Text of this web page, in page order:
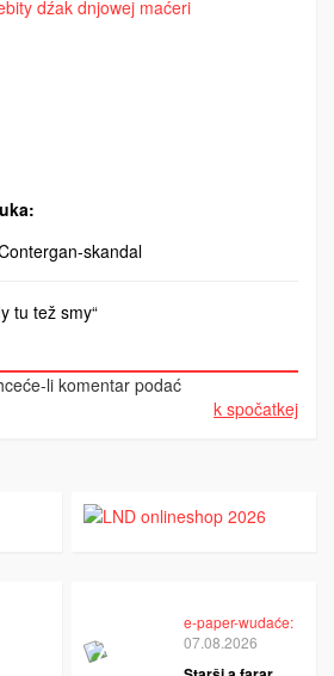
skandal
tu tež smy“
li komentar podać
k spočatkej
e-paper-wudaće:
07.08.2026